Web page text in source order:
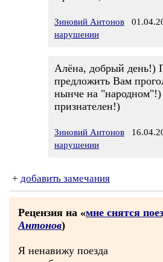
Зиновий Антонов
нарушении
Алёна, добрый день!)
предложить Вам
нынче на "народном"!)
признателен!)
Зиновий Антонов
нарушении
+ добавить замечания
Рецензия на «мне снятся
Антонов)
Я ненавижу поезда